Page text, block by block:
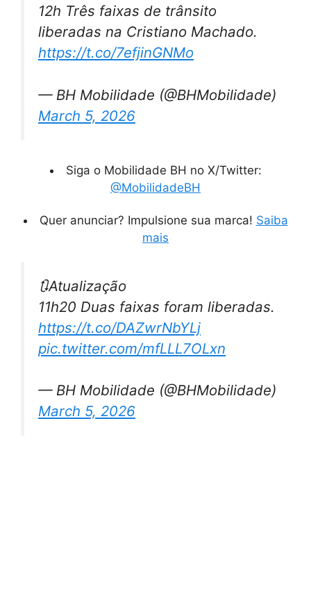
12h Três faixas de trânsito
liberadas na Cristiano Machado.
https://t.co/7efjinGNMo
— BH Mobilidade (@BHMobilidade)
March 5, 2026
Siga o Mobilidade BH no X/Twitter:
@MobilidadeBH
Quer anunciar? Impulsione sua marca! Saiba
mais
🔃Atualização
11h20 Duas faixas foram liberadas.
https://t.co/DAZwrNbYLj
pic.twitter.com/mfLLL7OLxn
— BH Mobilidade (@BHMobilidade)
March 5, 2026